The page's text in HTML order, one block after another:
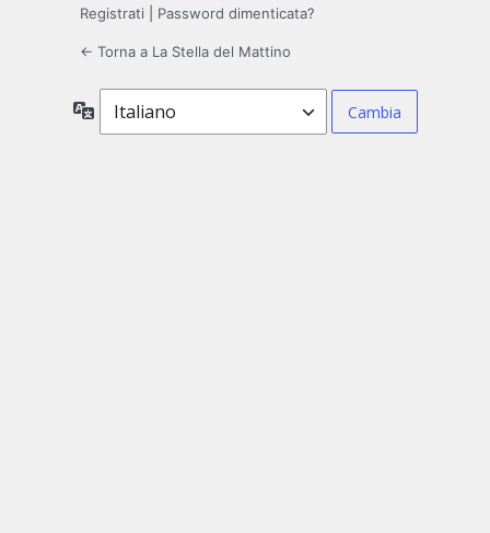
Registrati Password dimenticata?
← Torna a La Stella del Mattino
Lingua